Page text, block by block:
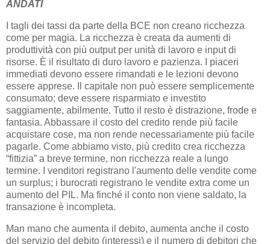
ANDATI
I tagli dei tassi da parte della BCE non creano ricchezza
come per magia. La ricchezza è creata da aumenti di
produttività con più output per unità di lavoro e input di
risorse. È il risultato di duro lavoro e pazienza. I piaceri
immediati devono essere rimandati e le lezioni devono
essere apprese. Il capitale non può essere semplicemente
consumato; deve essere risparmiato e investito
saggiamente, abilmente. Tutto il resto è distrazione, frode e
fantasia. Abbassare il costo del credito rende più facile
acquistare cose, ma non rende necessariamente più facile
pagarle. Come abbiamo visto, più credito crea ricchezza
“fittizia” a breve termine, non ricchezza reale a lungo
termine. I venditori registrano l'aumento delle vendite come
un surplus; i burocrati registrano le vendite extra come un
aumento del PIL. Ma finché il conto non viene saldato, la
transazione è incompleta.
Man mano che aumenta il debito, aumenta anche il costo
del servizio del debito (interessi) e il numero di debitori che